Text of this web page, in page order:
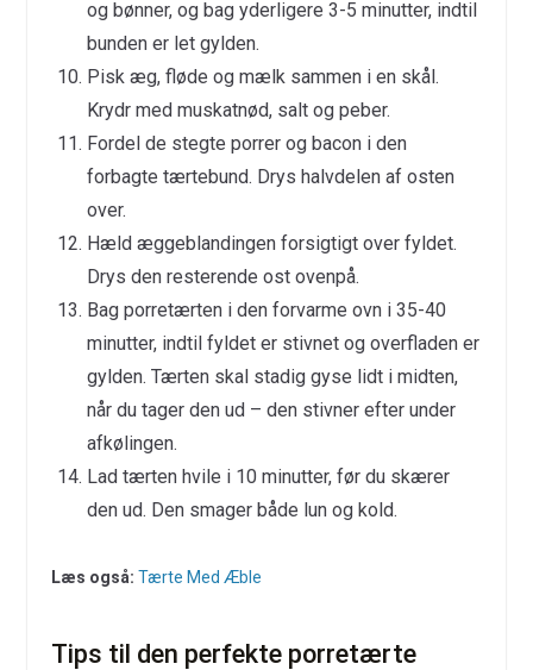
og bønner, og bag yderligere 3-5 minutter, indtil
bunden er let gylden.
Pisk æg, fløde og mælk sammen i en skål.
Krydr med muskatnød, salt og peber.
Fordel de stegte porrer og bacon i den
forbagte tærtebund. Drys halvdelen af osten
over.
Hæld æggeblandingen forsigtigt over fyldet.
Drys den resterende ost ovenpå.
Bag porretærten i den forvarme ovn i 35-40
minutter, indtil fyldet er stivnet og overfladen er
gylden. Tærten skal stadig gyse lidt i midten,
når du tager den ud – den stivner efter under
afkølingen.
Lad tærten hvile i 10 minutter, før du skærer
den ud. Den smager både lun og kold.
Læs også: Tærte Med Æble
Tips til den perfekte porretærte